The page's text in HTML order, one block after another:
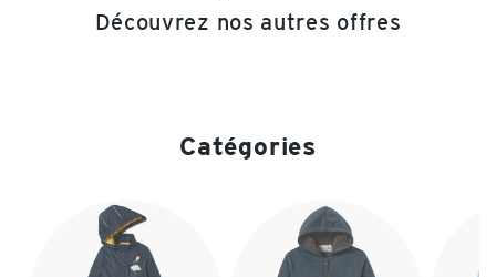
Découvrez nos autres offres
Catégories